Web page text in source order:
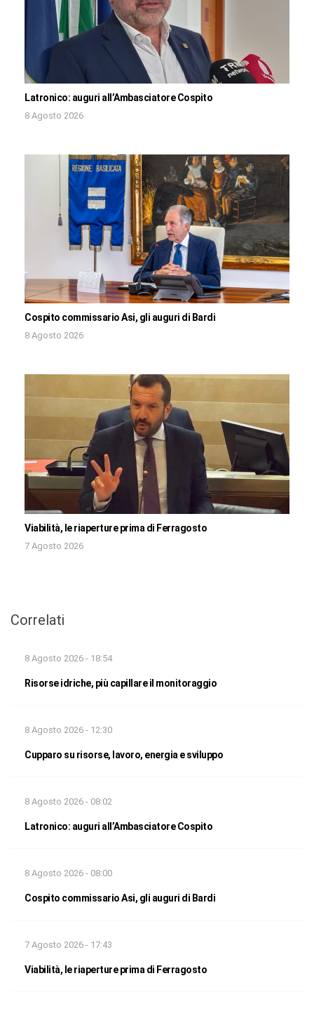
Latronico: auguri all’Ambasciatore Cospito
8 Agosto 2026
Cospito commissario Asi, gli auguri di Bardi
8 Agosto 2026
Viabilità, le riaperture prima di Ferragosto
7 Agosto 2026
Correlati
8 Agosto 2026 - 18:54
Risorse idriche, più capillare il monitoraggio
8 Agosto 2026 - 12:30
Cupparo su risorse, lavoro, energia e sviluppo
8 Agosto 2026 - 08:02
Latronico: auguri all’Ambasciatore Cospito
8 Agosto 2026 - 08:00
Cospito commissario Asi, gli auguri di Bardi
7 Agosto 2026 - 17:43
Viabilità, le riaperture prima di Ferragosto